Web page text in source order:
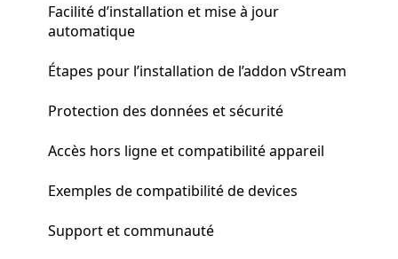
Facilité d’installation et mise à jour
automatique
Étapes pour l’installation de l’addon vStream
Protection des données et sécurité
Accès hors ligne et compatibilité appareil
Exemples de compatibilité de devices
Support et communauté